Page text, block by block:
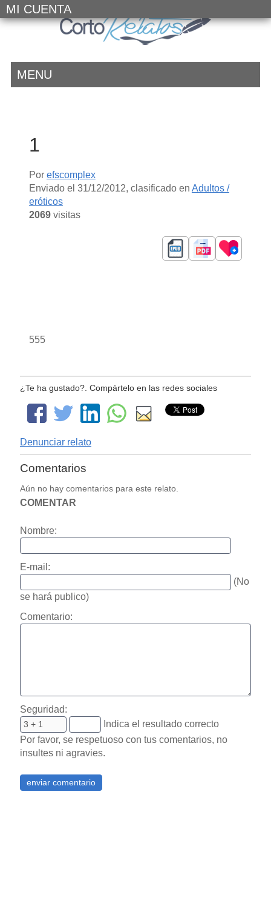
MI CUENTA
MENU
1
Por efscomplex
Enviado el 31/12/2012, clasificado en Adultos /
eróticos
2069visitas
555
¿Te ha gustado?. Compártelo en las redes sociales
Denunciar relato
Comentarios
Aún no hay comentarios para este relato.
COMENTAR
Nombre:
E-mail:
(No
se hará publico)
Comentario:
Seguridad:
Indica el resultado correcto
Por favor, se respetuoso con tus comentarios, no
insultes ni agravies.